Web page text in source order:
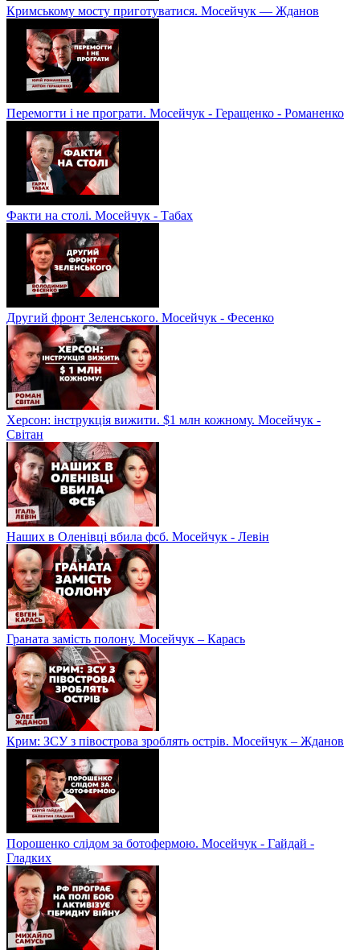
Кримському мосту приготуватися. Мосейчук — Жданов
Перемогти і не програти. Мосейчук - Геращенко - Романенко
Факти на столі. Мосейчук - Табах
Другий фронт Зеленського. Мосейчук - Фесенко
Херсон: інструкція вижити. $1 млн кожному. Мосейчук -
Світан
Наших в Оленівці вбила фсб. Мосейчук - Левін
Граната замість полону. Мосейчук – Карась
Крим: ЗСУ з півострова зроблять острів. Мосейчук – Жданов
Порошенко слідом за ботофермою. Мосейчук - Гайдай -
Гладких